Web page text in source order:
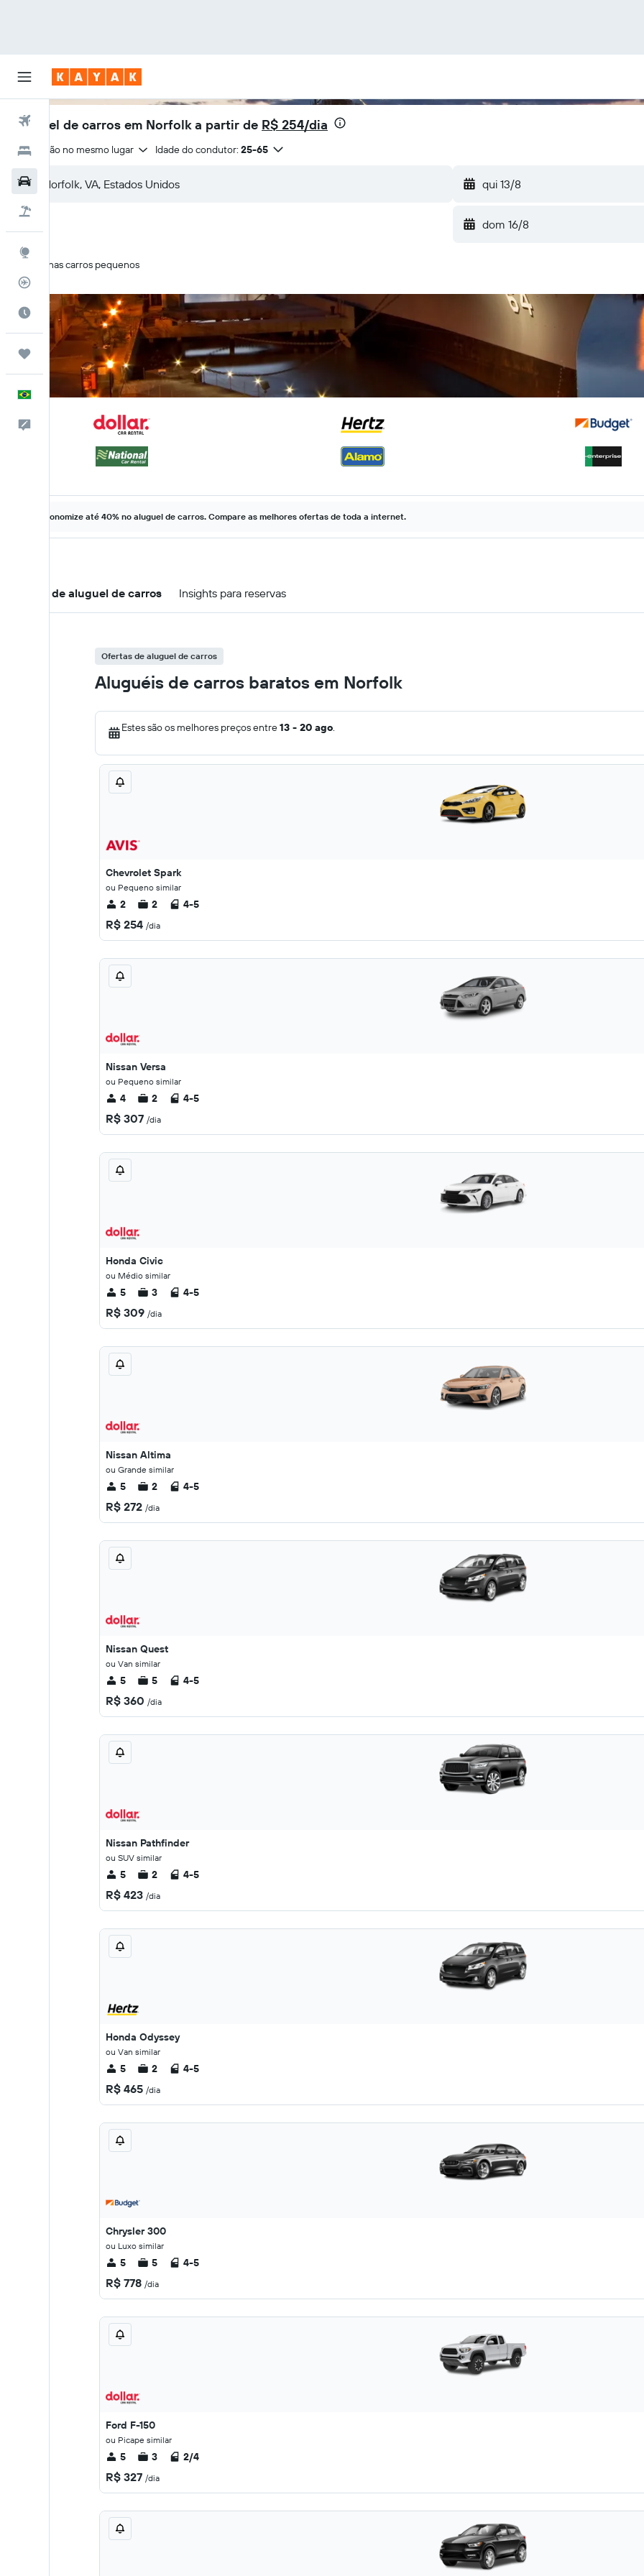
Voos
Hotéis
Carros
Quando ir
Trips
Português
Comentários
Aluguel de carros em Norfolk a partir de R$ 254/dia
Devolução no mesmo lugar Idade do condutor: 25-65
qui 13/8
dom 16/8
Apenas carros pequenos
Economize até 40% no aluguel de carros. Compare as melhores ofertas de toda a internet.
Ofertas de aluguel de carros Insights para reservas
Ofertas de aluguel de carros
Aluguéis de carros baratos em Norfolk
Estes são os melhores preços entre13 - 20 ago.
Chevrolet Spark
ou Pequeno similar
2 2 4-5
R$ 254 /dia
Nissan Versa
ou Pequeno similar
4 2 4-5
R$ 307 /dia
Honda Civic
ou Médio similar
5 3 4-5
R$ 309 /dia
Nissan Altima
ou Grande similar
5 2 4-5
R$ 272 /dia
Nissan Quest
ou Van similar
5 5 4-5
R$ 360 /dia
Nissan Pathfinder
ou SUV similar
5 2 4-5
R$ 423 /dia
Honda Odyssey
ou Van similar
5 2 4-5
R$ 465 /dia
Chrysler 300
ou Luxo similar
5 5 4-5
R$ 778 /dia
Ford F-150
ou Picape similar
5 3 2/4
R$ 327 /dia